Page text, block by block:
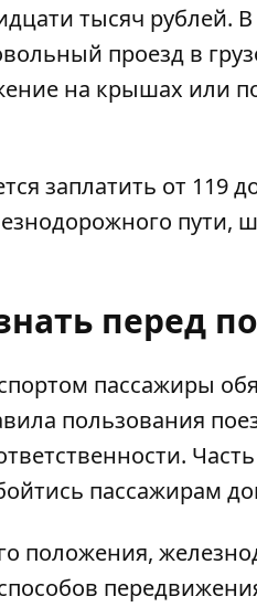
тысяч рублей. В
проезд в
на крышах или
заплатить от 119
пути,
перед
пассажиры
пользования
пассажирам
положения,